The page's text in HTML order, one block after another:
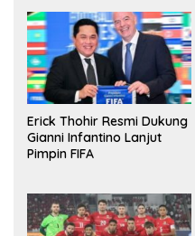
Erick Thohir Resmi Dukung
Gianni Infantino Lanjut
Pimpin FIFA